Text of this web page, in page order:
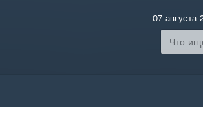
07 августа